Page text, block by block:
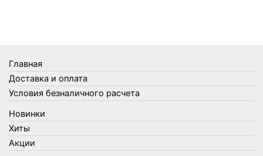
Товары для кухни
Товары для сада и огорода
Товары для туризма и отдыха
Упаковка
Утеплители и прочее
Фонари, лампы и удлинители
Главная
Доставка и оплата
Условия безналичного расчета
Новинки
Хиты
Акции